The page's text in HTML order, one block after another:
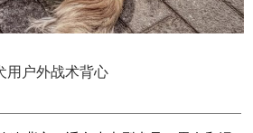
用户外战术背心